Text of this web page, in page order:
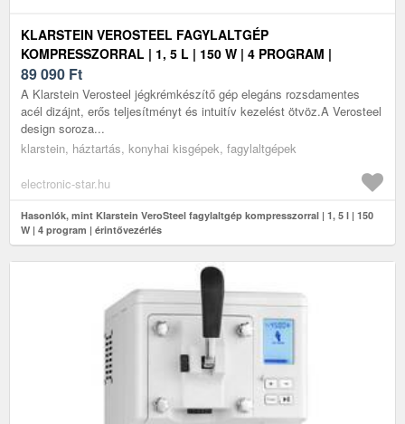
KLARSTEIN VEROSTEEL FAGYLALTGÉP
KOMPRESSZORRAL | 1, 5 L | 150 W | 4 PROGRAM |
ÉRINTŐVEZÉRLÉS
89 090 Ft
A Klarstein Verosteel jégkrémkészítő gép elegáns rozsdamentes
acél dizájnt, erős teljesítményt és intuitív kezelést ötvöz.A Verosteel
design soroza...
klarstein, háztartás, konyhai kisgépek, fagylaltgépek
electronic-star.hu
Hasonlók, mint Klarstein VeroSteel fagylaltgép kompresszorral | 1, 5 l | 150
W | 4 program | érintővezérlés